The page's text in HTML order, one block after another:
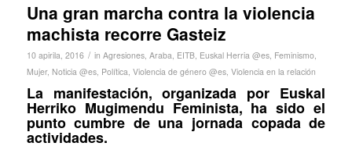
Una gran marcha contra la violencia
machista recorre Gasteiz
10 apirila, 2016 / in Agresiones, Araba, EITB, Euskal Herria @es, Feminismo,
Mujer, Noticia @es, Política, Violencia de género @es, Violencia en la relación
La manifestación, organizada por Euskal
Herriko Mugimendu Feminista, ha sido el
punto cumbre de una jornada copada de
actividades.